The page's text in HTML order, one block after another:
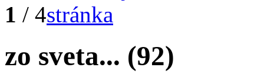
1 / 4
zo sveta... (92)